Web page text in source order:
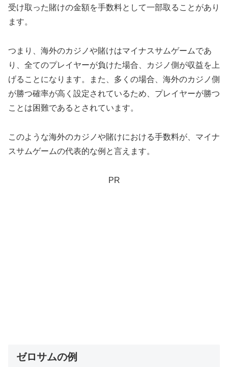
受け取った賭けの金額を手数料として一部取ることがあり
ます。
つまり、海外のカジノや賭けはマイナスサムゲームであ
り、全てのプレイヤーが負けた場合、カジノ側が収益を上
げることになります。また、多くの場合、海外のカジノ側
が勝つ確率が高く設定されているため、プレイヤーが勝つ
ことは困難であるとされています。
このような海外のカジノや賭けにおける手数料が、マイナ
スサムゲームの代表的な例と言えます。
PR
ゼロサムの例